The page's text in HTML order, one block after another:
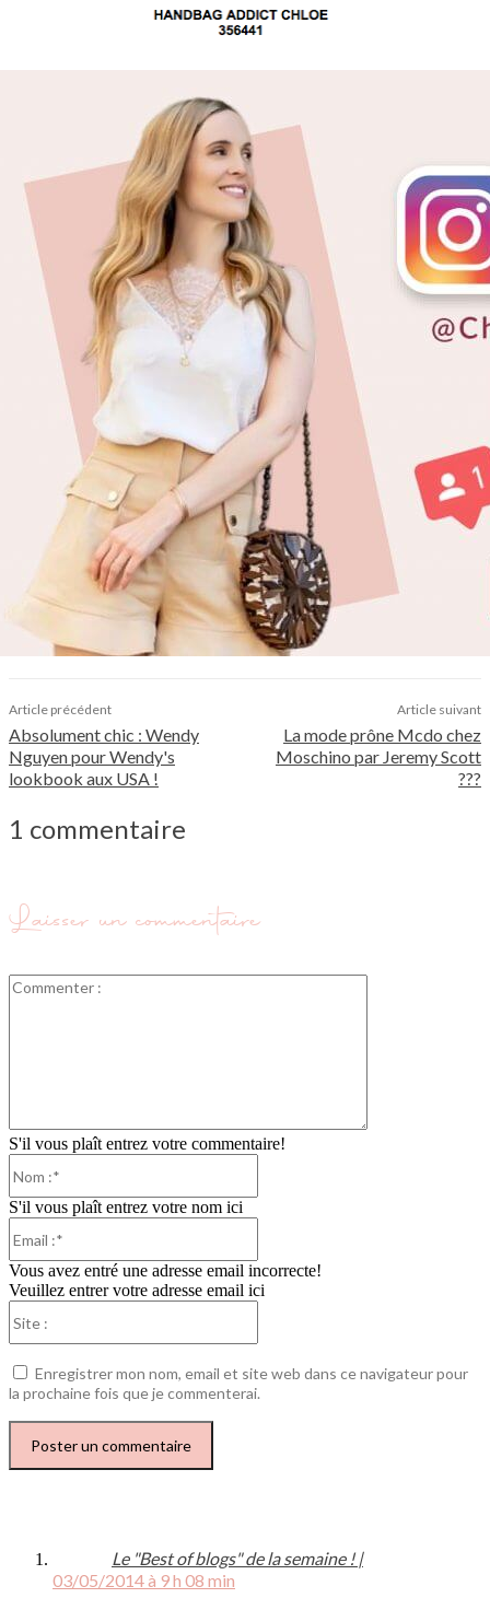
Article précédent
Absolument chic : Wendy
Nguyen pour Wendy's
lookbook aux USA !
Article suivant
La mode prône Mcdo chez
Moschino par Jeremy Scott
???
1 commentaire
Le "Best of blogs" de la semaine ! |
03/05/2014 à 9 h 08 min
Laisser un commentaire
S'il vous plaît entrez votre commentaire!
S'il vous plaît entrez votre nom ici
Vous avez entré une adresse email incorrecte!
Veuillez entrer votre adresse email ici
Enregistrer mon nom, email et site web dans ce navigateur pour
la prochaine fois que je commenterai.